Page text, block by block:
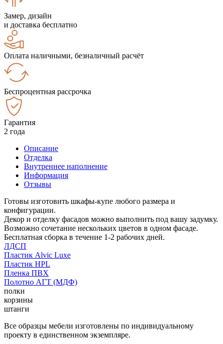
Замер, дизайн
и доставка бесплатно
Оплата наличными, безналичный расчёт
Беспроцентная рассрочка
Гарантия
2 года
Описание
Отделка
Внутреннее наполнение
Информация
Отзывы
Готовы изготовить шкафы-купе любого размера и
конфигурации.
Декор и отделку фасадов можно выполнить под вашу задумку.
Возможно сочетание нескольких цветов в одном фасаде.
Бесплатная сборка в течение 1-2 рабочих дней.
ЛДСП
Пластик Alvic Luxe
Пластик HPL
Пленка ПВХ
Полотно АГТ (МДФ)
полки
корзины
штанги
Все образцы мебели изготовлены по индивидуальному
проекту в единственном экземпляре.